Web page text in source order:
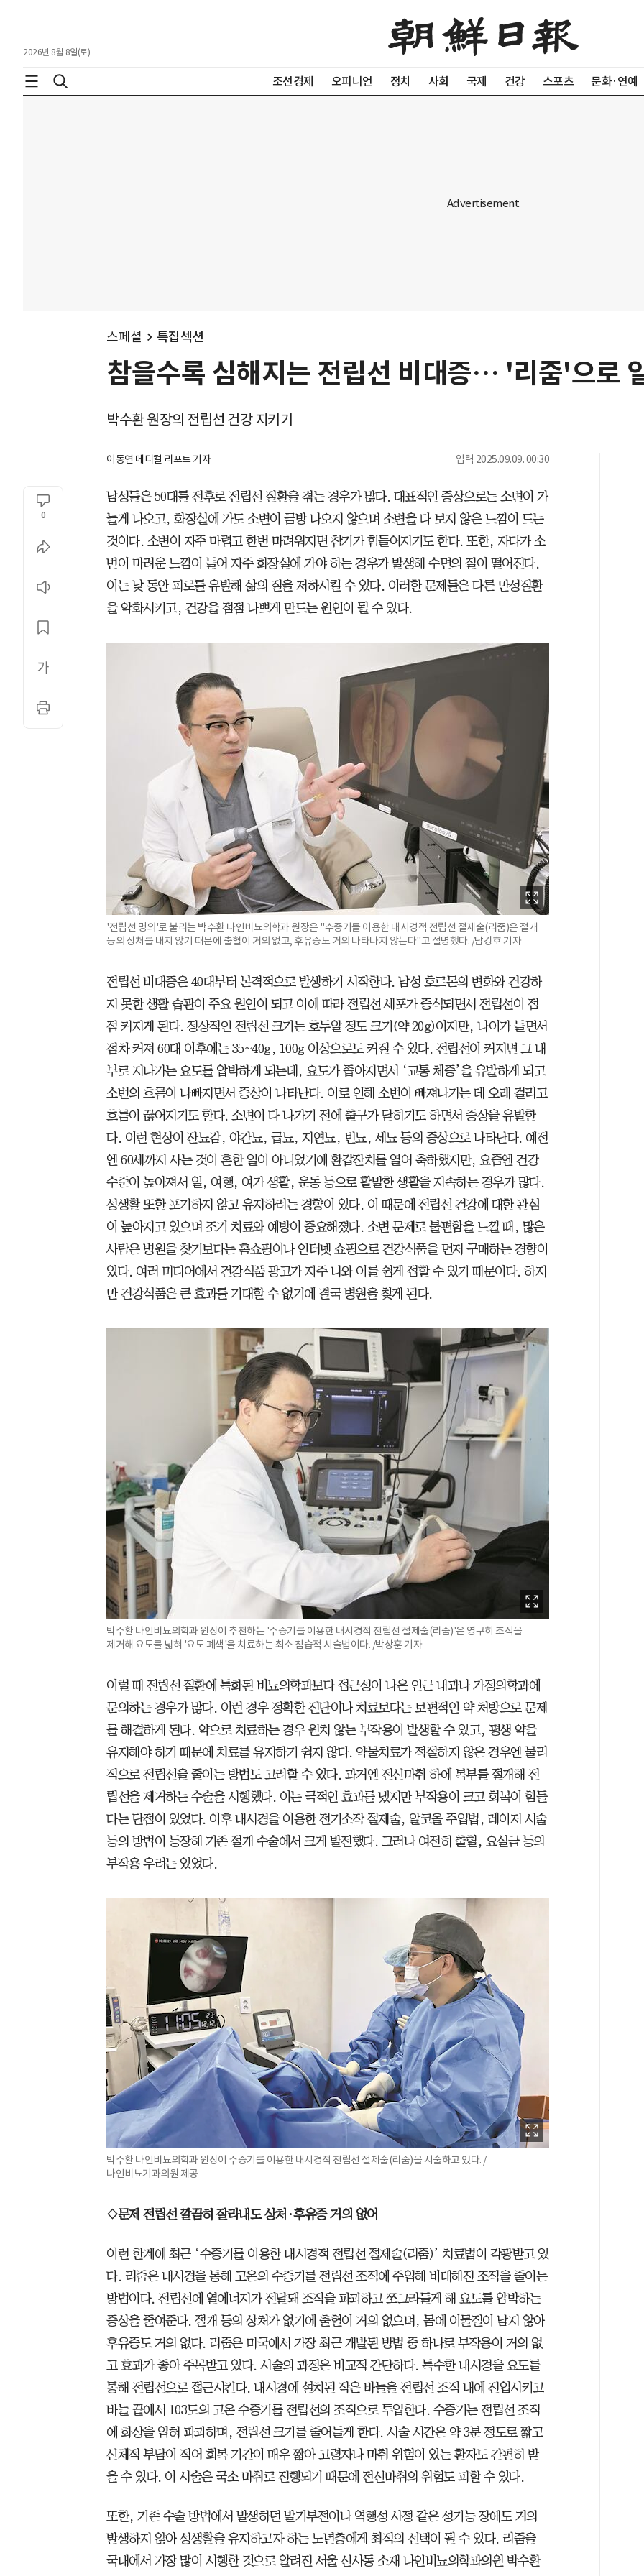
2026년 8월 8일(토)
조선경제 오피니언 정치 사회 국제 건강 스포츠 문화·연예
스페셜 특집섹션
참을수록 심해지는 전립선 비대증… '리줌'으로
박수환 원장의 전립선 건강 지키기
이동연 메디컬 리포트 기자 입력 2025.09.09. 00:30
0
남성들은 50대를 전후로 전립선 질환을 겪는 경우가 많다. 대표적인 증상으로는 소변이 가
늘게 나오고, 화장실에 가도 소변이 금방 나오지 않으며 소변을 다 보지 않은 느낌이 드는
것이다. 소변이 자주 마렵고 한번 마려워지면 참기가 힘들어지기도 한다. 또한, 자다가 소
변이 마려운 느낌이 들어 자주 화장실에 가야 하는 경우가 발생해 수면의 질이 떨어진다.
이는 낮 동안 피로를 유발해 삶의 질을 저하시킬 수 있다. 이러한 문제들은 다른 만성질환
을 악화시키고, 건강을 점점 나쁘게 만드는 원인이 될 수 있다.
'전립선 명의'로 불리는 박수환 나인비뇨의학과 원장은 "수증기를 이용한 내시경적 전립선 절제술(리줌)은 절개
등의 상처를 내지 않기 때문에 출혈이 거의 없고, 후유증도 거의 나타나지 않는다"고 설명했다. /남강호 기자
전립선 비대증은 40대부터 본격적으로 발생하기 시작한다. 남성 호르몬의 변화와 건강하
지 못한 생활 습관이 주요 원인이 되고 이에 따라 전립선 세포가 증식되면서 전립선이 점
점 커지게 된다. 정상적인 전립선 크기는 호두알 정도 크기(약 20g)이지만, 나이가 들면서
점차 커져 60대 이후에는 35~40g, 100g 이상으로도 커질 수 있다. 전립선이 커지면 그 내
부로 지나가는 요도를 압박하게 되는데, 요도가 좁아지면서 ‘교통 체증’을 유발하게 되고
소변의 흐름이 나빠지면서 증상이 나타난다. 이로 인해 소변이 빠져나가는 데 오래 걸리고
흐름이 끊어지기도 한다. 소변이 다 나가기 전에 출구가 닫히기도 하면서 증상을 유발한
다. 이런 현상이 잔뇨감, 야간뇨, 급뇨, 지연뇨, 빈뇨, 세뇨 등의 증상으로 나타난다. 예전
엔 60세까지 사는 것이 흔한 일이 아니었기에 환갑잔치를 열어 축하했지만, 요즘엔 건강
수준이 높아져서 일, 여행, 여가 생활, 운동 등으로 활발한 생활을 지속하는 경우가 많다.
성생활 또한 포기하지 않고 유지하려는 경향이 있다. 이 때문에 전립선 건강에 대한 관심
이 높아지고 있으며 조기 치료와 예방이 중요해졌다. 소변 문제로 불편함을 느낄 때, 많은
사람은 병원을 찾기보다는 홈쇼핑이나 인터넷 쇼핑으로 건강식품을 먼저 구매하는 경향이
있다. 여러 미디어에서 건강식품 광고가 자주 나와 이를 쉽게 접할 수 있기 때문이다. 하지
만 건강식품은 큰 효과를 기대할 수 없기에 결국 병원을 찾게 된다.
박수환 나인비뇨의학과 원장이 추천하는 '수증기를 이용한 내시경적 전립선 절제술(리줌)'은 영구히 조직을
제거해 요도를 넓혀 '요도 폐색'을 치료하는 최소 침습적 시술법이다. /박상훈 기자
이럴 때 전립선 질환에 특화된 비뇨의학과보다 접근성이 나은 인근 내과나 가정의학과에
문의하는 경우가 많다. 이런 경우 정확한 진단이나 치료보다는 보편적인 약 처방으로 문제
를 해결하게 된다. 약으로 치료하는 경우 원치 않는 부작용이 발생할 수 있고, 평생 약을
유지해야 하기 때문에 치료를 유지하기 쉽지 않다. 약물치료가 적절하지 않은 경우엔 물리
적으로 전립선을 줄이는 방법도 고려할 수 있다. 과거엔 전신마취 하에 복부를 절개해 전
립선을 제거하는 수술을 시행했다. 이는 극적인 효과를 냈지만 부작용이 크고 회복이 힘들
다는 단점이 있었다. 이후 내시경을 이용한 전기소작 절제술, 알코올 주입법, 레이저 시술
등의 방법이 등장해 기존 절개 수술에서 크게 발전했다. 그러나 여전히 출혈, 요실금 등의
부작용 우려는 있었다.
박수환 나인비뇨의학과 원장이 수증기를 이용한 내시경적 전립선 절제술(리줌)을 시술하고 있다. /
나인비뇨기과의원 제공
◇문제 전립선 깔끔히 잘라내도 상처·후유증 거의 없어
이런 한계에 최근 ‘수증기를 이용한 내시경적 전립선 절제술(리줌)’ 치료법이 각광받고 있
다. 리줌은 내시경을 통해 고온의 수증기를 전립선 조직에 주입해 비대해진 조직을 줄이는
방법이다. 전립선에 열에너지가 전달돼 조직을 파괴하고 쪼그라들게 해 요도를 압박하는
증상을 줄여준다. 절개 등의 상처가 없기에 출혈이 거의 없으며, 몸에 이물질이 남지 않아
후유증도 거의 없다. 리줌은 미국에서 가장 최근 개발된 방법 중 하나로 부작용이 거의 없
고 효과가 좋아 주목받고 있다. 시술의 과정은 비교적 간단하다. 특수한 내시경을 요도를
통해 전립선으로 접근시킨다. 내시경에 설치된 작은 바늘을 전립선 조직 내에 진입시키고
바늘 끝에서 103도의 고온 수증기를 전립선의 조직으로 투입한다. 수증기는 전립선 조직
에 화상을 입혀 파괴하며, 전립선 크기를 줄어들게 한다. 시술 시간은 약 3분 정도로 짧고
신체적 부담이 적어 회복 기간이 매우 짧아 고령자나 마취 위험이 있는 환자도 간편히 받
을 수 있다. 이 시술은 국소 마취로 진행되기 때문에 전신마취의 위험도 피할 수 있다.
또한, 기존 수술 방법에서 발생하던 발기부전이나 역행성 사정 같은 성기능 장애도 거의
발생하지 않아 성생활을 유지하고자 하는 노년층에게 최적의 선택이 될 수 있다. 리줌을
국내에서 가장 많이 시행한 것으로 알려진 서울 신사동 소재 나인비뇨의학과의원 박수환